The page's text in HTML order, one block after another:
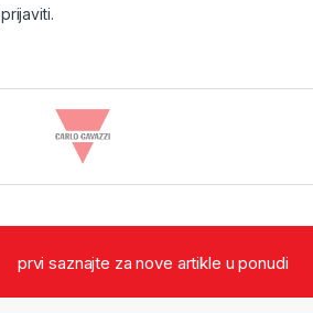
prijaviti.
prvi saznajte za nove artikle u ponudi